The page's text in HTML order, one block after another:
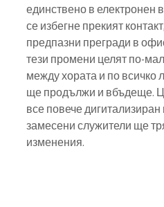
единствено в електронен
се избегне прекият
предпазни прегради в
тези промени целят по-
между хората и по всичко
ще продължи и вбъдеще.
все повече дигитализиран
замесени служители ще
изменения.